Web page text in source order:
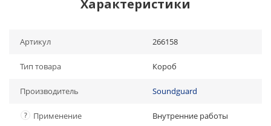
Характеристики
Артикул 266158
Тип товара Короб
Производитель Soundguard
? Применение Внутренние работы